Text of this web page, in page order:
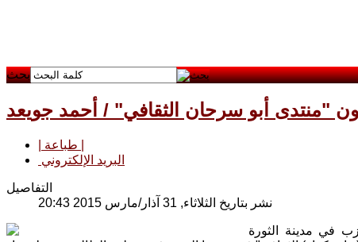
بحث
"منتدى أبو سرحان الثقافي" / أحمد جويعد
البريد الإلكتروني
التفاصيل
نشر بتاريخ الثلاثاء, 31 آذار/مارس 2015 20:43
للحزب في مدينة الثورة